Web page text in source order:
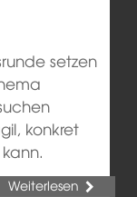
setzen
konkret
Weiterlesen